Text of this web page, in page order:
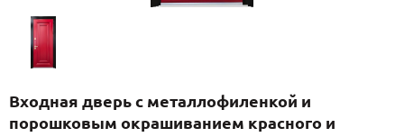
(29)
ПО НАЗНАЧЕНИЮ
ПО КОНСТРУКЦИИ
Входная дверь с металлофиленкой и
порошковым окрашиванием красного и